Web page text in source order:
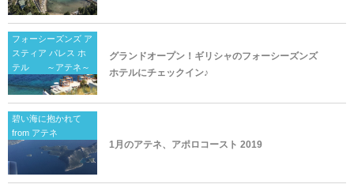
フォーシーズンズ ア
スティア パレス ホ
テル ～アテネ～
グランドオープン！ギリシャのフォーシーズンズ
ホテルにチェックイン♪
碧い海に抱かれて
from アテネ
1月のアテネ、アポロコースト 2019